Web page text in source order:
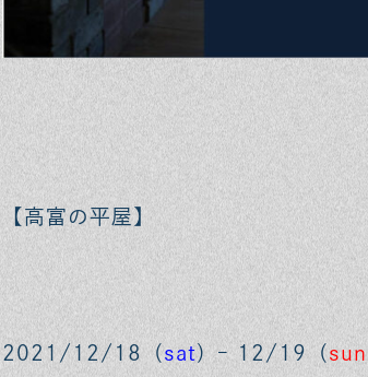
【高富の平屋】
2021/12/18 （sat）– 12/19（sun